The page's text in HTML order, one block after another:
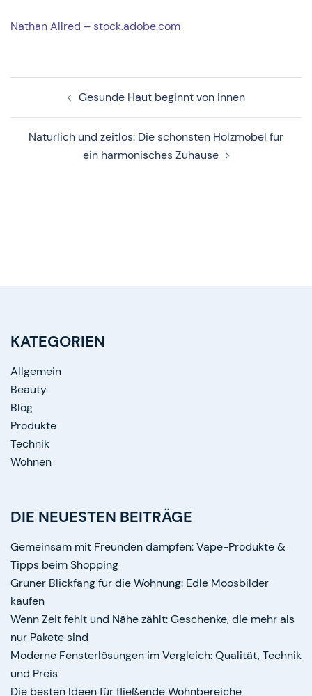
Nathan Allred – stock.adobe.com
Gesunde Haut beginnt von innen
Natürlich und zeitlos: Die schönsten Holzmöbel für
ein harmonisches Zuhause
KATEGORIEN
Allgemein
Beauty
Blog
Produkte
Technik
Wohnen
DIE NEUESTEN BEITRÄGE
Gemeinsam mit Freunden dampfen: Vape-Produkte &
Tipps beim Shopping
Grüner Blickfang für die Wohnung: Edle Moosbilder
kaufen
Wenn Zeit fehlt und Nähe zählt: Geschenke, die mehr als
nur Pakete sind
Moderne Fensterlösungen im Vergleich: Qualität, Technik
und Preis
Die besten Ideen für fließende Wohnbereiche